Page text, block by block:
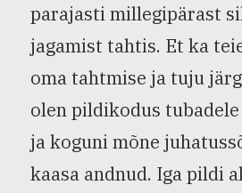
parajasti millegipärast
jagamist tahtis. Et ka
oma tahtmise ja tuju
olen pildikodus
ja koguni mõne
kaasa andnud. Iga pildi